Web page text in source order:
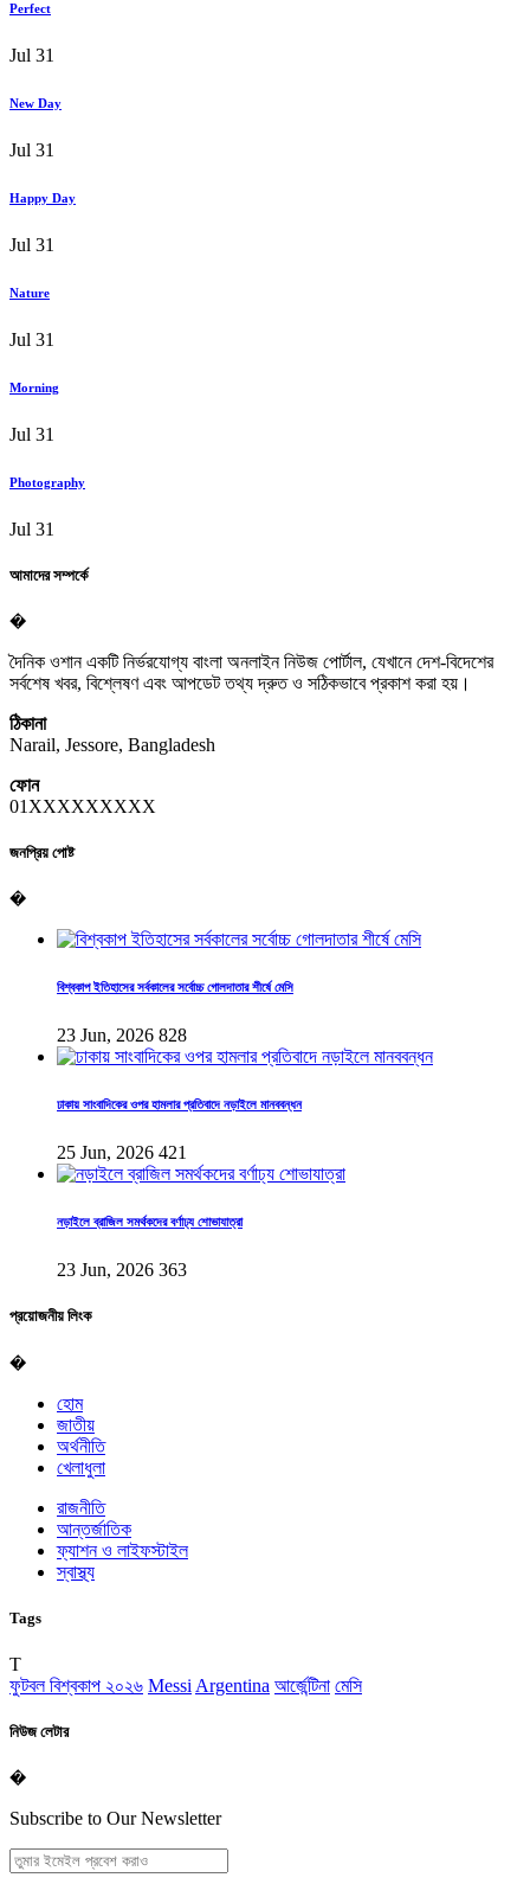
Perfect
Jul 31
New Day
Jul 31
Happy Day
Jul 31
Nature
Jul 31
Morning
Jul 31
Photography
Jul 31
আমাদের সম্পর্কে
�
দৈনিক ওশান একটি নির্ভরযোগ্য বাংলা অনলাইন নিউজ পোর্টাল, যেখানে দেশ-বিদেশের
সর্বশেষ খবর, বিশ্লেষণ এবং আপডেট তথ্য দ্রুত ও সঠিকভাবে প্রকাশ করা হয়।
ঠিকানা
Narail, Jessore, Bangladesh
ফোন
01XXXXXXXXX
জনপ্রিয় পোষ্ট
�
বিশ্বকাপ ইতিহাসের সর্বকালের সর্বোচ্চ গোলদাতার শীর্ষে মেসি
23 Jun, 2026 828
ঢাকায় সাংবাদিকের ওপর হামলার প্রতিবাদে নড়াইলে মানববন্ধন
25 Jun, 2026 421
নড়াইলে ব্রাজিল সমর্থকদের বর্ণাঢ্য শোভাযাত্রা
23 Jun, 2026 363
প্রয়োজনীয় লিংক
�
হোম
জাতীয়
অর্থনীতি
খেলাধুলা
রাজনীতি
আন্তর্জাতিক
ফ্যাশন ও লাইফস্টাইল
স্বাস্থ্য
Tags
T
ফুটবল বিশ্বকাপ ২০২৬ Messi Argentina আর্জেন্টিনা মেসি
নিউজ লেটার
�
Subscribe to Our Newsletter